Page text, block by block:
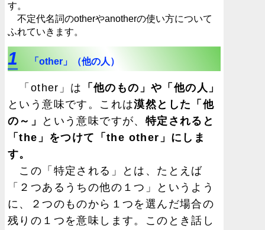
す。
不定代名詞のotherやanotherの使い方について
ふれていきます。
1 「other」（他の人）
「other」は
「他のもの」や「他の人」
という意味です。これは漠然とした「他
の～」
という意味ですが、 特定されると
「the」をつけて「the other」にしま
す。
この「特定される」とは、たとえば
「２つあるうちの他の１つ」というよう
に、２つのものから１つを選んだ場合の
残りの１つを意味します。このとき話し